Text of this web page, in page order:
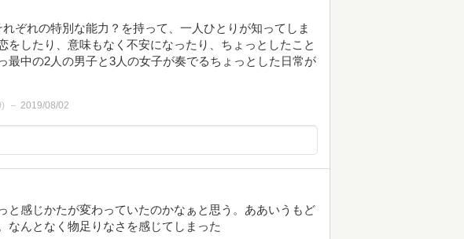
ぞれの特別な能力？を持って、一人ひとりが知ってしま
をしたり、意味もなく不安になったり、ちょっとしたこと
最中の2人の男子と3人の女子が奏でるちょっとした日常が
) 2019/08/02
と感じかたが変わっていたのかなぁと思う。ああいうもど
なんとなく物足りなさを感じてしまった